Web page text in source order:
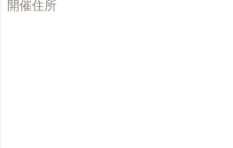
開催住所